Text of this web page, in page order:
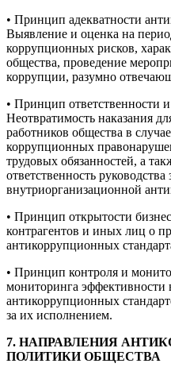
• Принцип адекватности
Выявление и оценка на
коррупционных рисков,
общества, проведение
коррупции, разумно
• Принцип ответственности
Неотвратимость наказания
работников общества в
коррупционных
трудовых обязанностей, а
ответственность
внутриорганизационной
• Принцип открытости
контрагентов и иных лиц о
антикоррупционных
• Принцип контроля и
мониторинга эффективности
антикоррупционных
за их исполнением.
7. НАПРАВЛЕНИЯ
ПОЛИТИКИ ОБЩЕСТВА